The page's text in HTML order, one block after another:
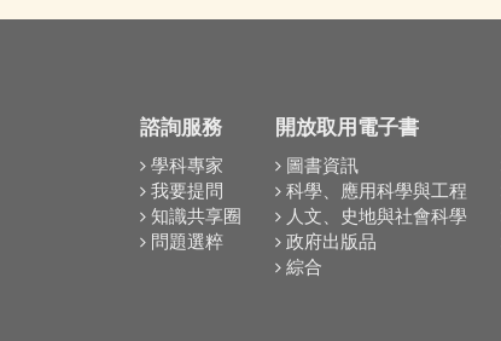
諮詢服務
學科專家
我要提問
知識共享圈
問題選粹
開放取用電子書
圖書資訊
科學、應用科學與工程
人文、史地與社會科學
政府出版品
綜合